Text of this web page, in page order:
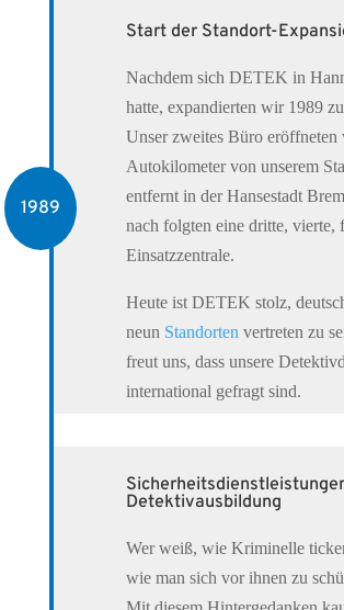
1989
Start der Standort-
Nachdem sich DETEK in
hatte, expandierten wir 1989
Unser zweites Büro
Autokilometer von unserem
entfernt in der Hansestadt
nach folgten eine dritte,
Einsatzzentrale.
Heute ist DETEK stolz,
neun Standorten vertreten zu
freut uns, dass unsere
international gefragt sind.
Detektivausbildung
Wer weiß, wie Kriminelle
wie man sich vor ihnen zu